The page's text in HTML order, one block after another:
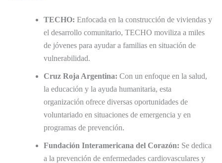
TECHO: Enfocada en la construcción de viviendas y
el desarrollo comunitario, TECHO moviliza a miles
de jóvenes para ayudar a familias en situación de
vulnerabilidad.
Cruz Roja Argentina: Con un enfoque en la salud,
la educación y la ayuda humanitaria, esta
organización ofrece diversas oportunidades de
voluntariado en situaciones de emergencia y en
programas de prevención.
Fundación Interamericana del Corazón: Se dedica
a la prevención de enfermedades cardiovasculares y